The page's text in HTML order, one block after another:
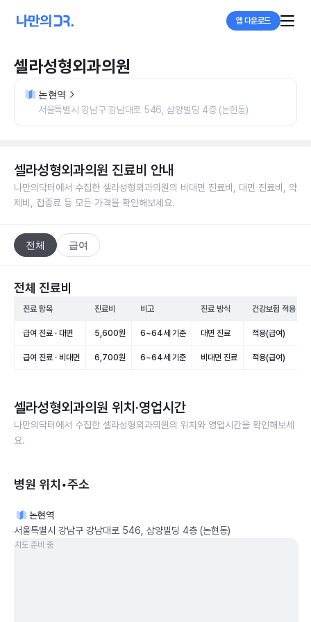
앱 다운로드
셀라성형외과의원
논현역
서울특별시 강남구 강남대로 546, 삼양빌딩 4층 (논현동)
셀라성형외과의원 진료비 안내
나만의닥터에서 수집한 셀라성형외과의원의 비대면 진료비, 대면 진료비, 약
제비, 접종료 등 모든 가격을 확인해보세요.
전체 급여
전체 진료비
진료 항목 진료비 비고 진료 방식 건강보험 적용
급여 진료 · 대면 5,600원 6~64세 기준 대면 진료 적용(급여)
급여 진료 · 비대면 6,700원 6~64세 기준 비대면 진료 적용(급여)
셀라성형외과의원 위치·영업시간
나만의닥터에서 수집한 셀라성형외과의원의 위치와 영업시간을 확인해보세
요.
병원 위치•주소
논현역
서울특별시 강남구 강남대로 546, 삼양빌딩 4층 (논현동)
지도 준비 중